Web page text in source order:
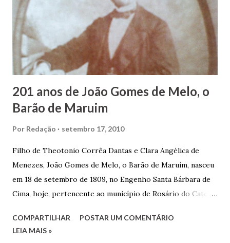
panificação. “Ao contrário de muitos, que renegam suas
raízes e procuram obscurecer seu passado, orgulhava-se
em defender o pão como garçon, tendo incontáveis vezes
que trabalhar copiosamente fora de seu horário normal em
trocas de gorjetas que c...
201 anos de João Gomes de Melo, o
Barão de Maruim
Por Redação setembro 17, 2010
Filho de Theotonio Corrêa Dantas e Clara Angélica de
Menezes, João Gomes de Melo, o Barão de Maruim, nasceu
em 18 de setembro de 1809, no Engenho Santa Bárbara de
Cima, hoje, pertencente ao município de Rosário do Catete.
José de Faro Leitão, porém o casamento acabou com o
COMPARTILHAR
POSTAR UM COMENTÁRIO
LEIA MAIS »